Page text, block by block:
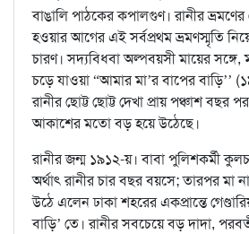
বাঙালি পাঠকের কপালগুণ। রানীর
হওয়ার আগের এই সর্বপ্রথম ভ্রমণস্মৃতি
চারণ। সদ্যবিধবা অল্পবয়সী মায়ের
চড়ে যাওয়া “আমার মা’র বাপের বাড়ি’’
রানীর ছোট্ট ছোট্ট দেখা প্রায় পঞ্চাশ বছর
আকাশের মতো বড় হয়ে উঠেছে।
রানীর জন্ম ১৯১২-য়। বাবা পুলিশকর্মী
অর্থাৎ রানীর চার বছর বয়সে; তারপর মা
উঠে এলেন ঢাকা শহরের একপ্রান্তে
বাড়ি’ তে। রানীর সবচেয়ে বড় দাদা,